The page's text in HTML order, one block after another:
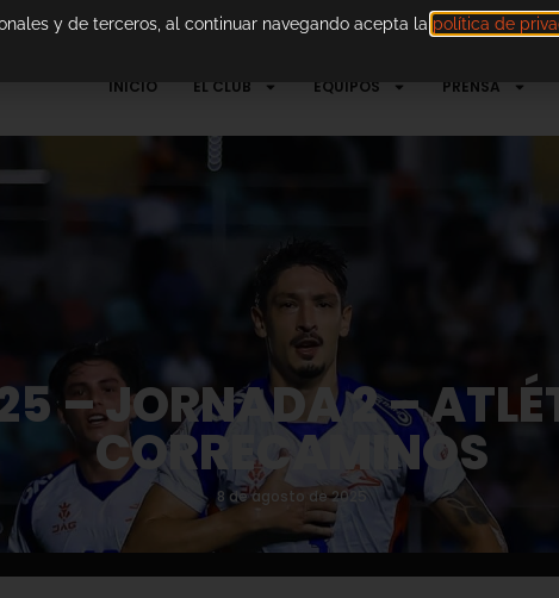
INICIO EL CLUB EQUIPOS PRENSA
– JORNADA 2 –
CORRECAMINOS
8 de agosto de 2025
y de terceros, al continuar navegando acepta la política de